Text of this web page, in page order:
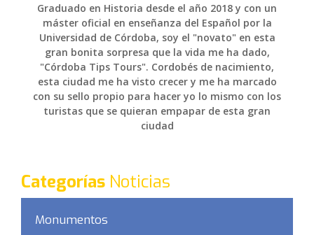
Graduado en Historia desde el año 2018 y con un
máster oficial en enseñanza del Español por la
Universidad de Córdoba, soy el "novato" en esta
gran bonita sorpresa que la vida me ha dado,
"Córdoba Tips Tours". Cordobés de nacimiento,
esta ciudad me ha visto crecer y me ha marcado
con su sello propio para hacer yo lo mismo con los
turistas que se quieran empapar de esta gran
ciudad
Categorías Noticias
Monumentos